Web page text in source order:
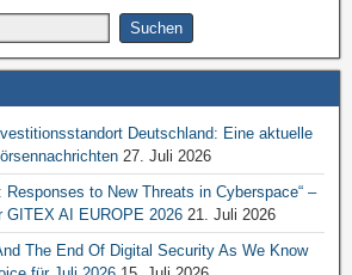
Deutschland: Eine aktuelle
27. Juli 2026
to New Threats in Cyberspace“ –
GITEX AI EUROPE 2026 21. Juli 2026
The End Of Digital Security As We Know